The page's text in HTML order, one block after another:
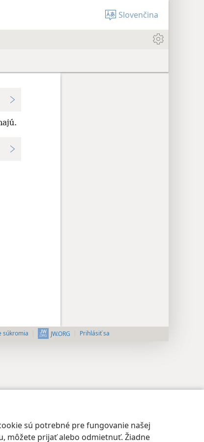
sú potrebné pre fungovanie našej
môžete prijať alebo odmietnuť. Žiadne
Slovenčina
súkromia JW.ORG Prihlásiť sa